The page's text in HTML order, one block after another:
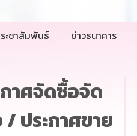
ะชาสัมพันธ์ ข่าวธนาคาร
าศจัดซื้อจัด
/ ประกาศขาย